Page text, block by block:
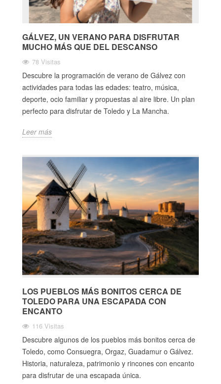
GÁLVEZ, UN VERANO PARA DISFRUTAR
MUCHO MÁS QUE DEL DESCANSO
78 Visitas
Descubre la programación de verano de Gálvez con
actividades para todas las edades: teatro, música,
deporte, ocio familiar y propuestas al aire libre. Un plan
perfecto para disfrutar de Toledo y La Mancha.
Leer más
LOS PUEBLOS MÁS BONITOS CERCA DE
TOLEDO PARA UNA ESCAPADA CON
ENCANTO
116 Visitas
Descubre algunos de los pueblos más bonitos cerca de
Toledo, como Consuegra, Orgaz, Guadamur o Gálvez.
Historia, naturaleza, patrimonio y rincones con encanto
para disfrutar de una escapada única.